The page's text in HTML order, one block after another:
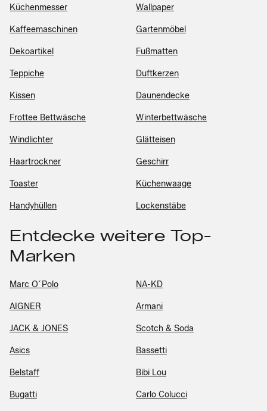
Küchenmesser Wallpaper
Kaffeemaschinen Gartenmöbel
Dekoartikel Fußmatten
Teppiche Duftkerzen
Kissen Daunendecke
Frottee Bettwäsche Winterbettwäsche
Windlichter Glätteisen
Haartrockner Geschirr
Toaster Küchenwaage
Handyhüllen Lockenstäbe
Entdecke weitere Top-
Marken
Marc O´Polo NA-KD
AIGNER Armani
JACK & JONES Scotch & Soda
Asics Bassetti
Belstaff Bibi Lou
Bugatti Carlo Colucci